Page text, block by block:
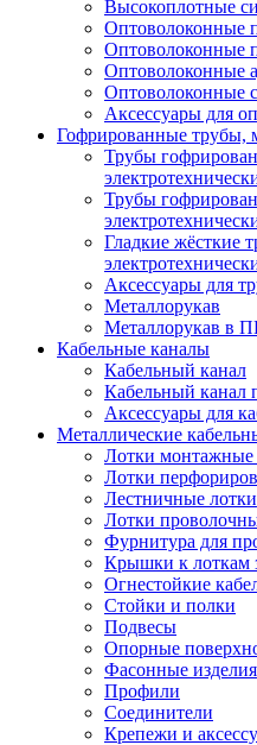
Высокоплотные
Оптоволоконные
Оптоволоконные
Оптоволоконные
Оптоволоконные
Аксессуары для
Гофрированные трубы,
Трубы
Трубы
Гладкие жёсткие
Аксессуары для
Металлорукав
Металлорукав в
Кабельные каналы
Кабельный канал
Кабельный канал
Аксессуары для
Металлические
Лотки монтажные
Лотки
Лестничные лотки
Лотки
Фурнитура для
Крышки к лоткам
Огнестойкие
Стойки и полки
Подвесы
Опорные
Фасонные изделия
Профили
Соединители
Крепежи и